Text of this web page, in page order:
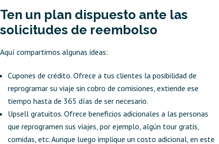
Ten un plan dispuesto ante las
solicitudes de reembolso
Aquí compartimos algunas ideas:
Cupones de crédito. Ofrece a tus clientes la posibilidad de
reprogramar su viaje sin cobro de comisiones, extiende ese
tiempo hasta de 365 días de ser necesario.
Upsell gratuitos. Ofrece beneficios adicionales a las personas
que reprogramen sus viajes, por ejemplo, algún tour gratis,
comidas, etc. Aunque luego implique un costo adicional, en este